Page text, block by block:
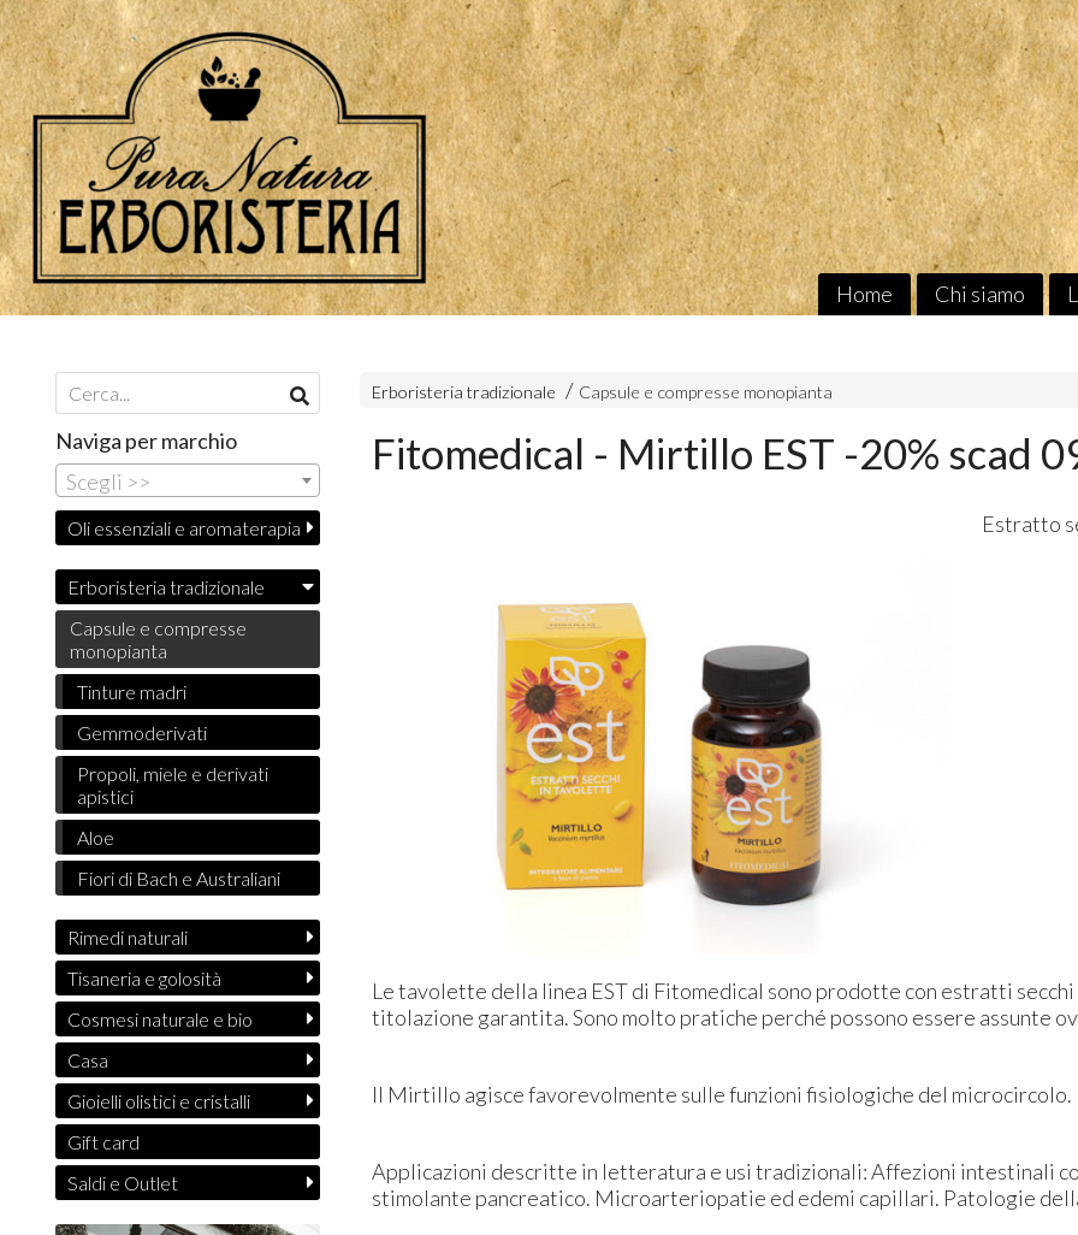
Home Chi siamo
Erboristeria tradizionale Capsule e compresse monopianta
Fitomedical - Mirtillo EST -20% scad
Estratto
Le tavolette della linea EST di Fitomedical sono prodotte con estratti
titolazione garantita. Sono molto pratiche perché possono essere assunte
Il Mirtillo agisce favorevolmente ​sulle funzioni fisiologiche del microcircolo.
Applicazioni descritte in letteratura e usi tradizionali: ​Affezioni intestinali
stimolante pancreatico. Microarteriopatie ed edemi capillari. Patologie
Naviga per marchio
Scegli >>
Oli essenziali e aromaterapia
Erboristeria tradizionale
Capsule e compresse
monopianta
Tinture madri
Gemmoderivati
Propoli, miele e derivati
apistici
Aloe
Fiori di Bach e Australiani
Rimedi naturali
Tisaneria e golosità
Cosmesi naturale e bio
Casa
Gioielli olistici e cristalli
Gift card
Saldi e Outlet